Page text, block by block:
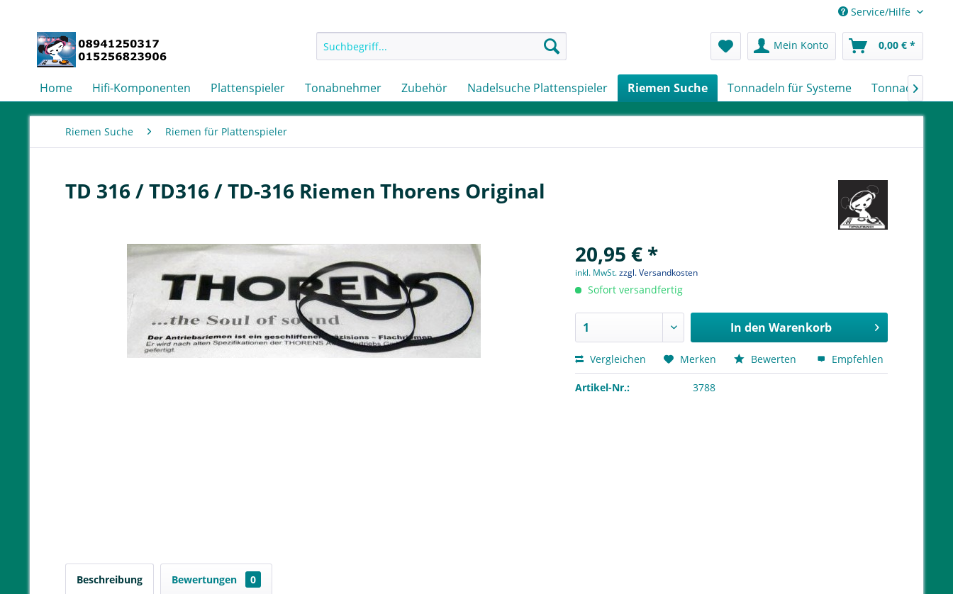
Service/Hilfe
Mein Konto 0,00 € *
Home Hifi-Komponenten Plattenspieler Tonabnehmer Zubehör Nadelsuche Plattenspieler Riemen Suche Tonnadeln für Systeme Tonnadeln

Riemen Suche Riemen für Plattenspieler
TD 316 / TD316 / TD-316 Riemen Thorens Original
20,95 € *
inkl. MwSt.zzgl. Versandkosten
Sofort versandfertig
In den Warenkorb
Vergleichen Merken Bewerten Empfehlen
Artikel-Nr.: 3788
Beschreibung Bewertungen 0